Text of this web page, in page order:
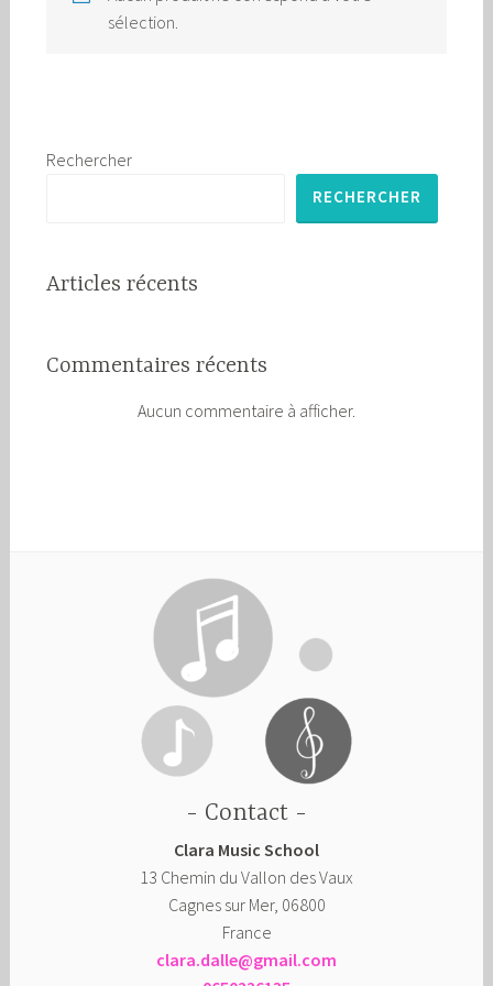
sélection.
Rechercher
RECHERCHER
Articles récents
Commentaires récents
Aucun commentaire à afficher.
Contact
Clara Music School
13 Chemin du Vallon des Vaux
Cagnes sur Mer, 06800
France
clara.dalle@gmail.com